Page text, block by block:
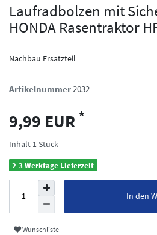
Laufradbolzen mit
HONDA Rasentraktor
Nachbau Ersatzteil
Artikelnummer2032
9,99 EUR *
Inhalt 1 Stück
2-3 Werktage Lieferzeit
In den
Wunschliste